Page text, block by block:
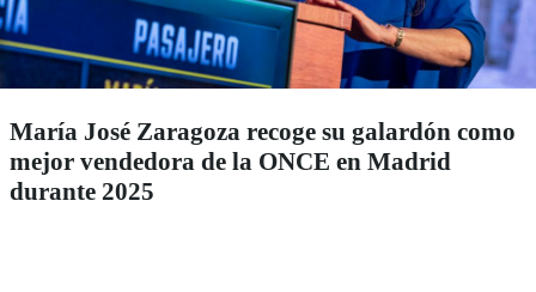
María José Zaragoza recoge su galardón como
mejor vendedora de la ONCE en Madrid
durante 2025